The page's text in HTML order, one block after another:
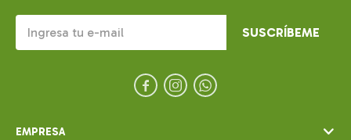
EMPRESA
SUSCRÍBEME
  